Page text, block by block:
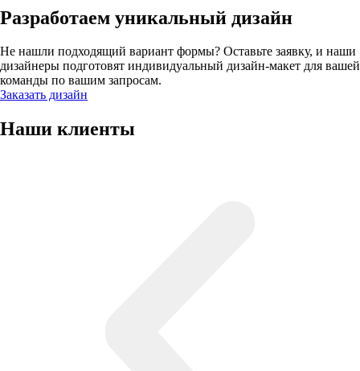
Разработаем уникальный дизайн
Не нашли подходящий вариант формы? Оставьте заявку, и наши
дизайнеры подготовят индивидуальный дизайн-макет для вашей
команды по вашим запросам.
Заказать дизайн
Наши клиенты